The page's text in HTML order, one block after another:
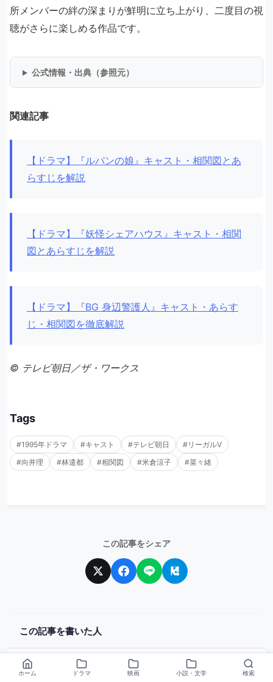
所メンバーの絆の深まりが鮮明に立ち上がり、二度目の視
聴がさらに楽しめる作品です。
公式情報・出典（参照元）
関連記事
【ドラマ】『ルパンの娘』キャスト・相関図とあ
らすじを解説
【ドラマ】『妖怪シェアハウス』キャスト・相関
図とあらすじを解説
【ドラマ】『BG 身辺警護人』キャスト・あらす
じ・相関図を徹底解説
© テレビ朝日／ザ・ワークス
Tags
#1995年ドラマ #キャスト #テレビ朝日
#リーガルV
#向井理
#林遣都 #相関図 #米倉涼子 #菜々緒
この記事をシェア
この記事を書いた人
あらすじマスター管理人
ホーム ドラマ 映画 小説・文学 検索